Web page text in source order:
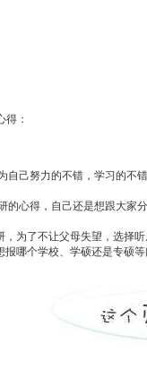
：
努力的不错，学习的不
心得，自己还是想跟大家分
了不让父母失望，选择
哪个学校、学硕还是专